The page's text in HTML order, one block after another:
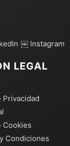
￼ Instagram
LEGAL
Privacidad
Cookies
Condiciones